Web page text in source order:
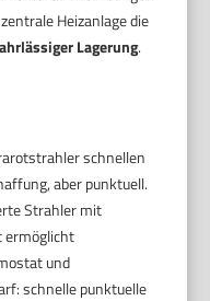
Heizanlage die
Lagerung.
schnellen
aber punktuell.
Strahler mit
ermöglicht
und
schnelle punktuelle